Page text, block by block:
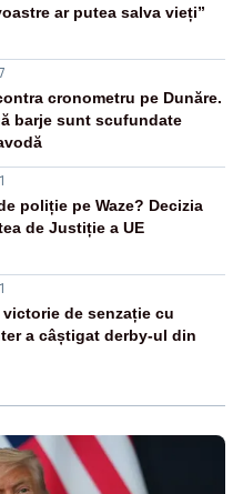
ar putea salva vieți”
cronometru pe Dunăre.
barje sunt scufundate
poliție pe Waze? Decizia
de Justiție a UE
de senzație cu
a câștigat derby-ul din